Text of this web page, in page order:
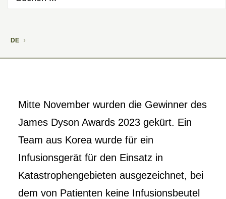
DE
Mitte November wurden die Gewinner des
James Dyson Awards 2023 gekürt. Ein
Team aus Korea wurde für ein
Infusionsgerät für den Einsatz in
Katastrophengebieten ausgezeichnet, bei
dem von Patienten keine Infusionsbeutel